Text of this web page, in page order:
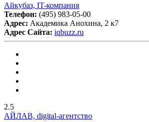
Айкубаз, IT-компания
Телефон: (495) 983-05-00
Адрес: Академика Анохина, 2 к7
Адрес Сайта: iqbuzz.ru
2.5
АЙЛАВ, digital-агентство